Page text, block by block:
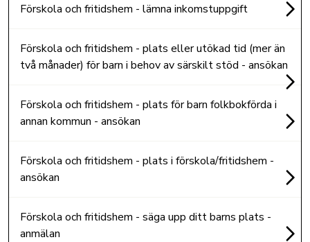
Förskola och fritidshem - lämna inkomstuppgift
Förskola och fritidshem - plats eller utökad tid (mer än
två månader) för barn i behov av särskilt stöd - ansökan
Förskola och fritidshem - plats för barn folkbokförda i
annan kommun - ansökan
Förskola och fritidshem - plats i förskola/fritidshem -
ansökan
Förskola och fritidshem - säga upp ditt barns plats -
anmälan